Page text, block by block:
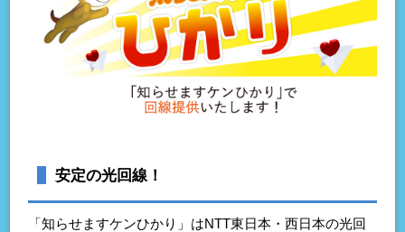
安定の光回線！
「知らせますケンひかり」はNTT東日本・西日本の光回